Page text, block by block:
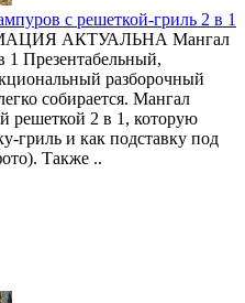
с решеткой-гриль 2 в 1
АКТУАЛЬНА Мангал
1 Презентабельный,
разборочный
собирается. Мангал
решеткой 2 в 1, которую
гриль и как подставку под
Также ..